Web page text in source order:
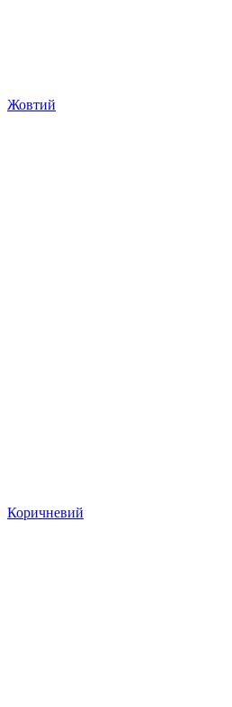
Жовтий
Коричневий